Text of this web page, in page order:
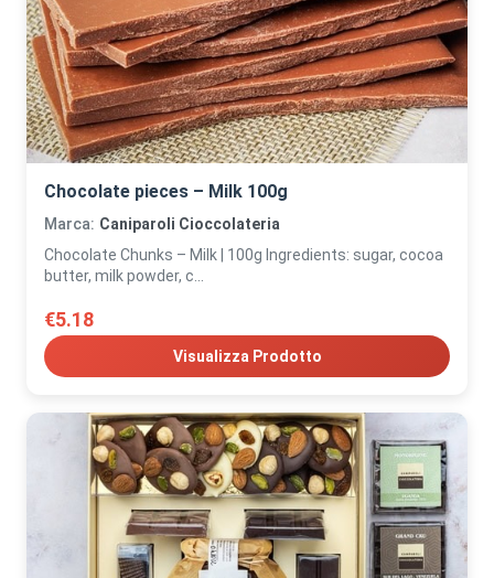
Chocolate pieces – Milk 100g
Marca: Caniparoli Cioccolateria
Chocolate Chunks – Milk | 100g Ingredients: sugar, cocoa
butter, milk powder, c...
€5.18
Visualizza Prodotto